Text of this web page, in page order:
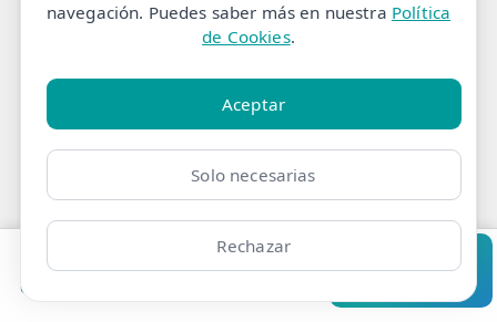
Clínicas
Tratamiento de
Fisioterapia para Dolor
en la Base de la Espalda
en Madrid
Nuestro Protocolo de
Fisioterapia para Dolor
Pedir cita Consultar
navegación. Puedes saber más en nuestra Política
de Cookies.
Aceptar
Solo necesarias
Rechazar